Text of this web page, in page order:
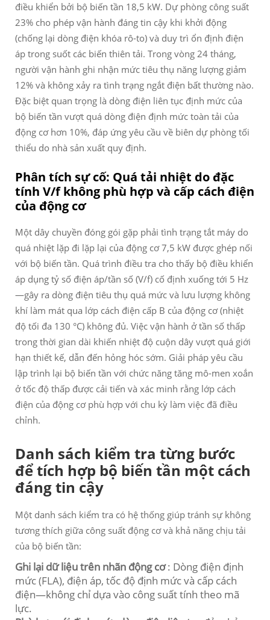
điều khiển bởi bộ biến tần 18,5 kW. Dự phòng công suất
23% cho phép vận hành đáng tin cậy khi khởi động
(chống lại dòng điện khóa rô-to) và duy trì ổn định điện
áp trong suốt các biến thiên tải. Trong vòng 24 tháng,
người vận hành ghi nhận mức tiêu thụ năng lượng giảm
12% và không xảy ra tình trạng ngắt điện bất thường nào.
Đặc biệt quan trọng là dòng điện liên tục định mức của
bộ biến tần vượt quá dòng điện định mức toàn tải của
động cơ hơn 10%, đáp ứng yêu cầu về biên dự phòng tối
thiểu do nhà sản xuất quy định.
Phân tích sự cố: Quá tải nhiệt do đặc
tính V/f không phù hợp và cấp cách điện
của động cơ
Một dây chuyền đóng gói gặp phải tình trạng tắt máy do
quá nhiệt lặp đi lặp lại của động cơ 7,5 kW được ghép nối
với bộ biến tần. Quá trình điều tra cho thấy bộ điều khiển
áp dụng tỷ số điện áp/tần số (V/f) cố định xuống tới 5 Hz
—gây ra dòng điện tiêu thụ quá mức và lưu lượng không
khí làm mát qua lớp cách điện cấp B của động cơ (nhiệt
độ tối đa 130 °C) không đủ. Việc vận hành ở tần số thấp
trong thời gian dài khiến nhiệt độ cuộn dây vượt quá giới
hạn thiết kế, dẫn đến hỏng hóc sớm. Giải pháp yêu cầu
lập trình lại bộ biến tần với chức năng tăng mô-men xoắn
ở tốc độ thấp được cải tiến và xác minh rằng lớp cách
điện của động cơ phù hợp với chu kỳ làm việc đã điều
chỉnh.
Danh sách kiểm tra từng bước
để tích hợp bộ biến tần một cách
đáng tin cậy
Một danh sách kiểm tra có hệ thống giúp tránh sự không
tương thích giữa công suất động cơ và khả năng chịu tải
của bộ biến tần:
Ghi lại dữ liệu trên nhãn động cơ: Dòng điện định
mức (FLA), điện áp, tốc độ định mức và cấp cách
điện—không chỉ dựa vào công suất tính theo mã
lực.